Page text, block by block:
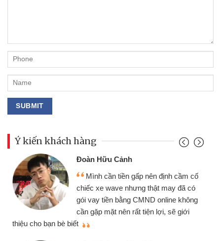
Ý kiến khách hàng
Đoàn Hữu Cảnh
Mình cần tiền gấp nên định cầm cố
chiếc xe wave nhưng thật may đã có
gói vay tiền bằng CMND online không
cần gặp mặt nên rất tiện lợi, sẽ giới
thiệu cho bạn bè biết